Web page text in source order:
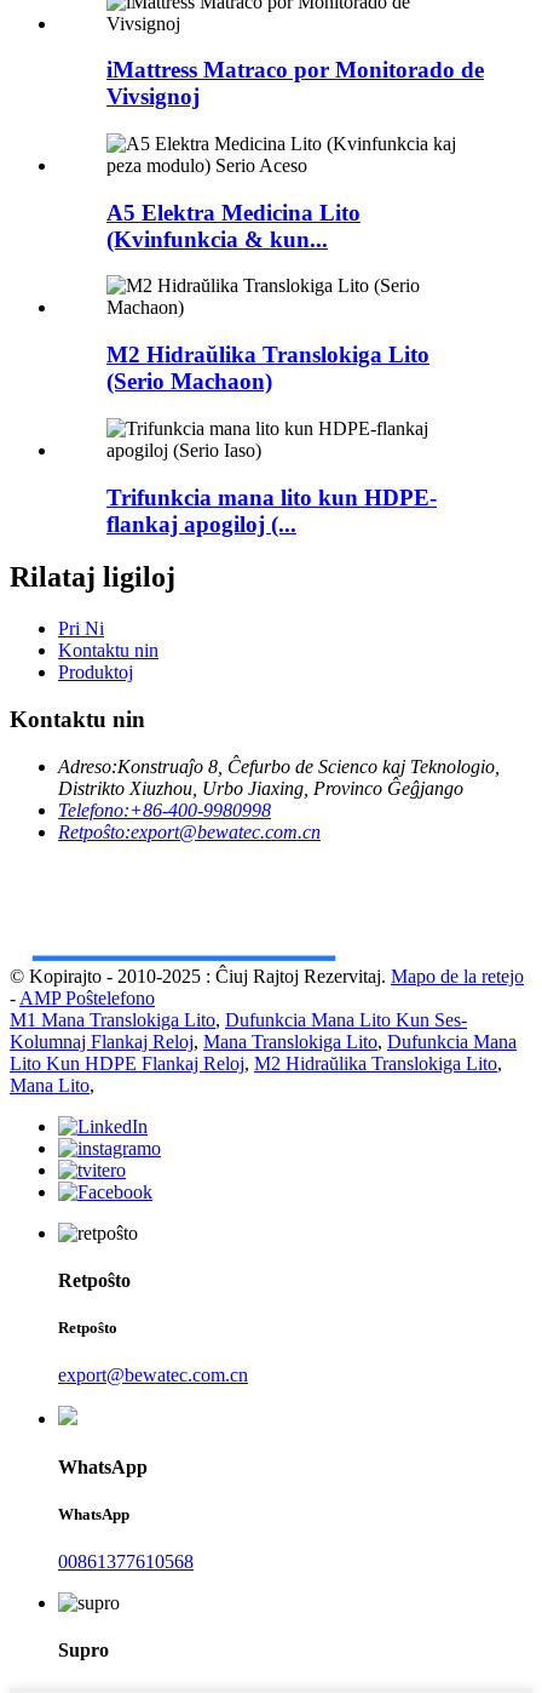
iMattress Matraco por Monitorado de
Vivsignoj
A5 Elektra Medicina Lito
(Kvinfunkcia & kun...
M2 Hidraŭlika Translokiga Lito
(Serio Machaon)
Trifunkcia mana lito kun HDPE-
flankaj apogiloj (...
Rilataj ligiloj
Pri Ni
Kontaktu nin
Produktoj
Kontaktu nin
Adreso:Konstruaĵo 8, Ĉefurbo de Scienco kaj Teknologio,
Distrikto Xiuzhou, Urbo Jiaxing, Provinco Ĝeĝjango
Telefono:+86-400-9980998
Retpoŝto:export@bewatec.com.cn
© Kopirajto - 2010-2025 : Ĉiuj Rajtoj Rezervitaj. Mapo de la retejo
- AMP Poŝtelefono
M1 Mana Translokiga Lito, Dufunkcia Mana Lito Kun Ses-
Kolumnaj Flankaj Reloj, Mana Translokiga Lito, Dufunkcia Mana
Lito Kun HDPE Flankaj Reloj, M2 Hidraŭlika Translokiga Lito,
Mana Lito,
Retpoŝto
Retpoŝto
export@bewatec.com.cn
WhatsApp
WhatsApp
00861377610568
Supro